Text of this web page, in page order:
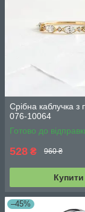
Срібна каблучка з
076-10064
Готово до
528 ₴ 960 ₴
Купити
–45%